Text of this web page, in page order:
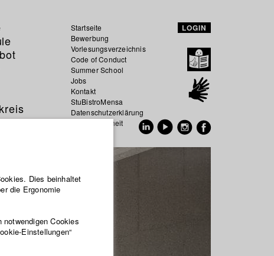
Startseite
Bewerbung
Vorlesungsverzeichnis
Code of Conduct
Summer School
Jobs
Kontakt
StuBistroMensa
Datenschutzerklärung
Datensicherheit
LOGIN
Dies beinhaltet
die Ergonomie
Cookies
Einstellungen“